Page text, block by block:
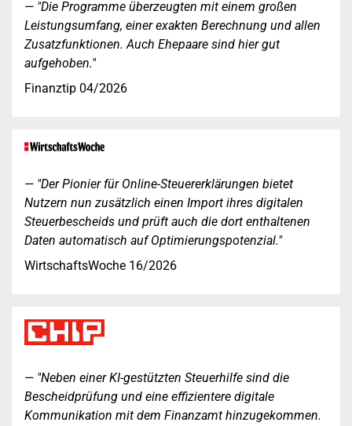
"Die Programme überzeugten mit einem großen
Leistungsumfang, einer exakten Berechnung und allen
Zusatzfunktionen. Auch Ehepaare sind hier gut
aufgehoben."
Finanztip 04/2026
"Der Pionier für Online-Steuererklärungen bietet
Nutzern nun zusätzlich einen Import ihres digitalen
Steuerbescheids und prüft auch die dort enthaltenen
Daten automatisch auf Optimierungspotenzial."
WirtschaftsWoche 16/2026
"Neben einer KI-gestützten Steuerhilfe sind die
Bescheidprüfung und eine effizientere digitale
Kommunikation mit dem Finanzamt hinzugekommen.